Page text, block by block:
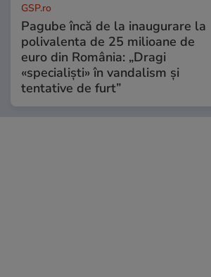
GSP.ro
Pagube încă de la inaugurare la
polivalenta de 25 milioane de
euro din România: „Dragi
«specialiști» în vandalism și
tentative de furt”